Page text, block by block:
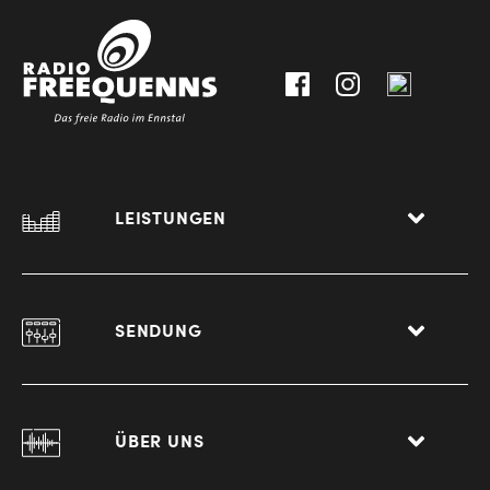
LEISTUNGEN
SENDUNG
ÜBER UNS